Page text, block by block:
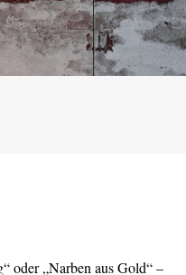
oder „Narben aus Gold“ –